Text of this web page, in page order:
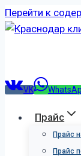
Перейти к
VK
Прайс
Прайс
Прайс